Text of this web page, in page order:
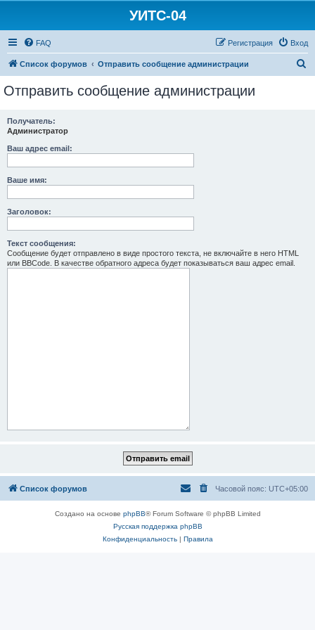
УИТС-04
FAQ Вход
Регистрация
Список форумов Отправить сообщение администрации
Отправить сообщение администрации
Получатель:
Администратор
Ваш адрес email:
Ваше имя:
Заголовок:
Текст сообщения:
Сообщение будет отправлено в виде простого текста, не включайте в него HTML
или BBCode. В качестве обратного адреса будет показываться ваш адрес email.
Список форумов Часовой пояс: UTC+05:00
Создано на основе phpBB® Forum Software © phpBB Limited
Русская поддержка phpBB
Конфиденциальность| Правила